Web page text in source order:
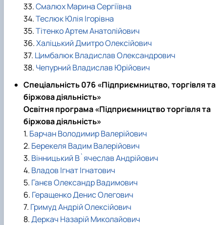
33.Смалюх Марина Сергіївна
34.Теслюк Юлія Ігорівна
35.Тітенко Артем Анатолійович
36.Халіцький Дмитро Олексійович
37. Цимбалюк Владислав Олександрович
38. Чепурний Владислав Юрійович
Спеціальність 076 «Підприємництво, торгівля та
біржова діяльність»
Освітня програма «Підприємництво торгівля та
біржова діяльність»
1. Барчан Володимир Валерійович
2. Берекеля Вадим Валерійович
3. Вінницький В`ячеслав Андрійович
4. Владов Ігнат Ігнатович
5. Ганєв Олександр Вадимович
6. Геращенко Денис Олегович
7. Гримуд Андрій Олексійович
8.Деркач Назарій Миколайович